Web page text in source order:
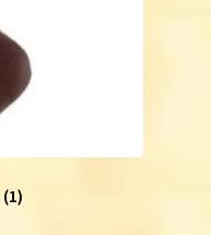
(1)